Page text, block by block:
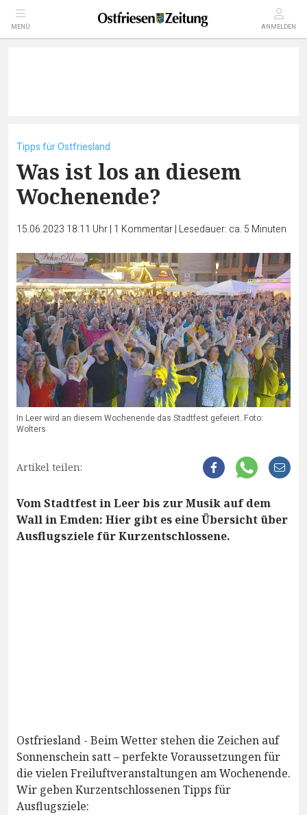
MENÜ ANMELDEN
Tipps für Ostfriesland
Was ist los an diesem
Wochenende?
15.06.2023 18:11 Uhr| 1 Kommentar| Lesedauer: ca. 5 Minuten
In Leer wird an diesem Wochenende das Stadtfest gefeiert. Foto:
Wolters
Artikel teilen:
Vom Stadtfest in Leer bis zur Musik auf dem
Wall in Emden: Hier gibt es eine Übersicht über
Ausflugsziele für Kurzentschlossene.
Ostfriesland - Beim Wetter stehen die Zeichen auf
Sonnenschein satt – perfekte Voraussetzungen für
die vielen Freiluftveranstaltungen am Wochenende.
Wir geben Kurzentschlossenen Tipps für
Ausflugsziele: